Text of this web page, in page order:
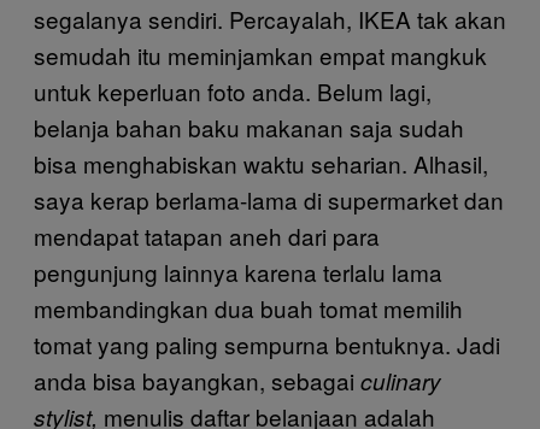
segalanya sendiri. Percayalah, IKEA tak akan
semudah itu meminjamkan empat mangkuk
untuk keperluan foto anda. Belum lagi,
belanja bahan baku makanan saja sudah
bisa menghabiskan waktu seharian. Alhasil,
saya kerap berlama-lama di supermarket dan
mendapat tatapan aneh dari para
pengunjung lainnya karena terlalu lama
membandingkan dua buah tomat memilih
tomat yang paling sempurna bentuknya. Jadi
anda bisa bayangkan, sebagai culinary
stylist, menulis daftar belanjaan adalah